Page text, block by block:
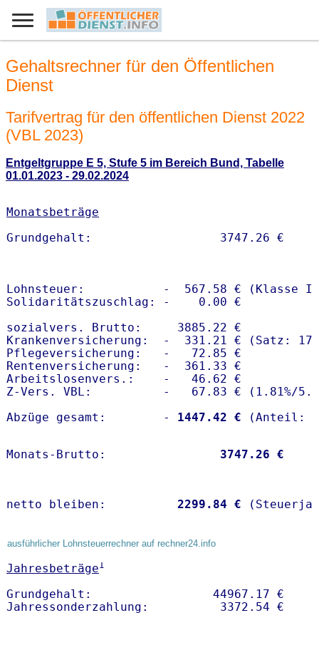
Gehaltsrechner für den Öffentlichen
Dienst
Tarifvertrag für den öffentlichen Dienst 2022
(VBL 2023)
Entgeltgruppe E 5, Stufe 5 im Bereich Bund, Tabelle
01.01.2023 - 29.02.2024
Monatsbeträge
Lohnsteuer:           -  567.58 € (Klasse I)
Solidaritätszuschlag: -    0.00 €
sozialvers. Brutto:     3885.22 €
Krankenversicherung:  -  331.21 € (Satz:
Pflegeversicherung:   -   72.85 €
Rentenversicherung:   -  361.33 €
Arbeitslosenvers.:    -   46.62 €
Z-Vers. VBL:          -   67.83 € ( 1.81%/
Abzüge gesamt:        -
1447.42 €
Monats-Brutto: 3747.26 €
netto bleiben: 2299.84 €
ausführlicher Lohnsteuerrechner auf rechner24.info
Jahresbeträge1
Grundgehalt:                 44967.17 €